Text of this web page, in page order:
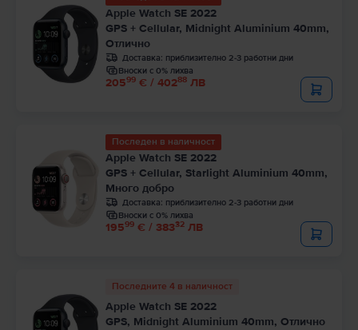
Apple Watch SE 2022
GPS + Cellular, Midnight Aluminium 40mm,
Отлично
Доставка: приблизително 2-3 работни дни
Вноски с 0% лихва
20599 € / 40288 ЛВ
Последен в наличност
Apple Watch SE 2022
GPS + Cellular, Starlight Aluminium 40mm,
Много добро
Доставка: приблизително 2-3 работни дни
Вноски с 0% лихва
19599 € / 38332 ЛВ
Последните 4 в наличност
Apple Watch SE 2022
GPS, Midnight Aluminium 40mm, Отлично